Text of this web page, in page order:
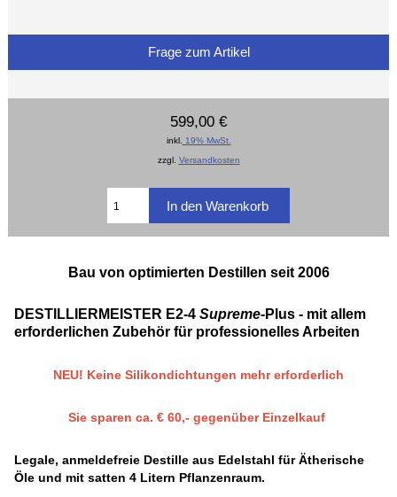
Frage zum Artikel
599,00 €
inkl. 19% MwSt.
zzgl. Versandkosten
Bau von optimierten Destillen seit 2006
DESTILLIERMEISTER E2-4Supreme-Plus - mit allem
erforderlichen Zubehör für professionelles Arbeiten
NEU! Keine Silikondichtungen mehr erforderlich
Sie sparen ca. € 60,- gegenüber Einzelkauf
Legale, anmeldefreie Destille aus Edelstahl für Ätherische
Öle und mit satten 4 Litern Pflanzenraum.